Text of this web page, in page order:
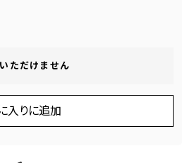
ただけません
入りに追加